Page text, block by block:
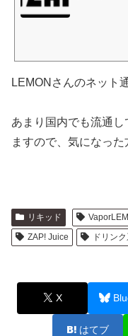
LEMONさんのネット
あまり国内でも流通
ますので、気になった
リキッド
ZAP! Juice
ドリン
X
はてブ